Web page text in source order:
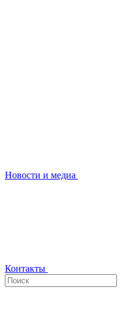
Новости и медиа
Контакты